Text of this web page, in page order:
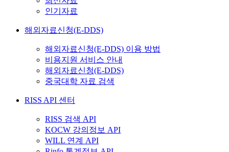
인기자료
해외자료신청(E-DDS)
해외자료신청(E-DDS) 이용 방법
비용지원 서비스 안내
해외자료신청(E-DDS)
중국대학 자료 검색
RISS API 센터
RISS 검색 API
KOCW 강의정보 API
WILL 연계 API